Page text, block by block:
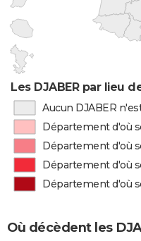
Les DJABER par lieu
Aucun DJABER
Département d'où
Département d'où
Département d'où
Département d'où
Où décèdent les